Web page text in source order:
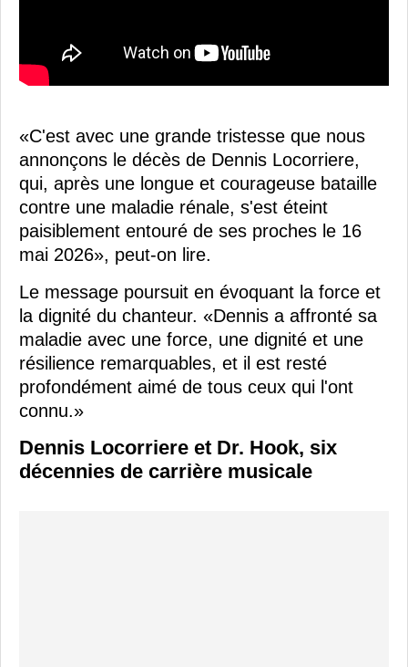
«C'est avec une grande tristesse que nous
annonçons le décès de Dennis Locorriere,
qui, après une longue et courageuse bataille
contre une maladie rénale, s'est éteint
paisiblement entouré de ses proches le 16
mai 2026», peut-on lire.
Le message poursuit en évoquant la force et
la dignité du chanteur. «Dennis a affronté sa
maladie avec une force, une dignité et une
résilience remarquables, et il est resté
profondément aimé de tous ceux qui l'ont
connu.»
Dennis Locorriere et Dr. Hook, six
décennies de carrière musicale